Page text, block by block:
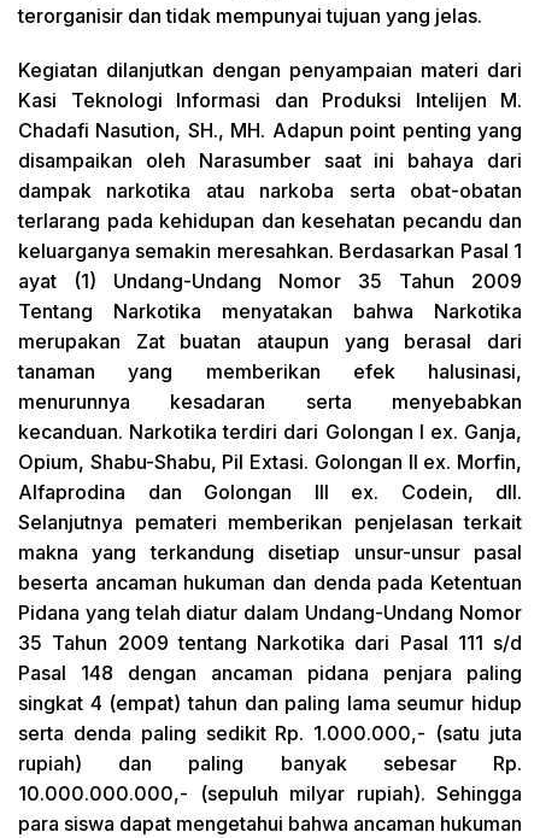
terorganisir dan tidak mempunyai tujuan yang jelas.
Kegiatan dilanjutkan dengan penyampaian materi dari
Kasi Teknologi Informasi dan Produksi Intelijen M.
Chadafi Nasution, SH., MH. Adapun point penting yang
disampaikan oleh Narasumber saat ini bahaya dari
dampak narkotika atau narkoba serta obat-obatan
terlarang pada kehidupan dan kesehatan pecandu dan
keluarganya semakin meresahkan. Berdasarkan Pasal 1
ayat (1) Undang-Undang Nomor 35 Tahun 2009
Tentang Narkotika menyatakan bahwa Narkotika
merupakan Zat buatan ataupun yang berasal dari
tanaman yang memberikan efek halusinasi,
menurunnya kesadaran serta menyebabkan
kecanduan. Narkotika terdiri dari Golongan I ex. Ganja,
Opium, Shabu-Shabu, Pil Extasi. Golongan II ex. Morfin,
Alfaprodina dan Golongan III ex. Codein, dll.
Selanjutnya pemateri memberikan penjelasan terkait
makna yang terkandung disetiap unsur-unsur pasal
beserta ancaman hukuman dan denda pada Ketentuan
Pidana yang telah diatur dalam Undang-Undang Nomor
35 Tahun 2009 tentang Narkotika dari Pasal 111 s/d
Pasal 148 dengan ancaman pidana penjara paling
singkat 4 (empat) tahun dan paling lama seumur hidup
serta denda paling sedikit Rp. 1.000.000,- (satu juta
rupiah) dan paling banyak sebesar Rp.
10.000.000.000,- (sepuluh milyar rupiah). Sehingga
para siswa dapat mengetahui bahwa ancaman hukuman